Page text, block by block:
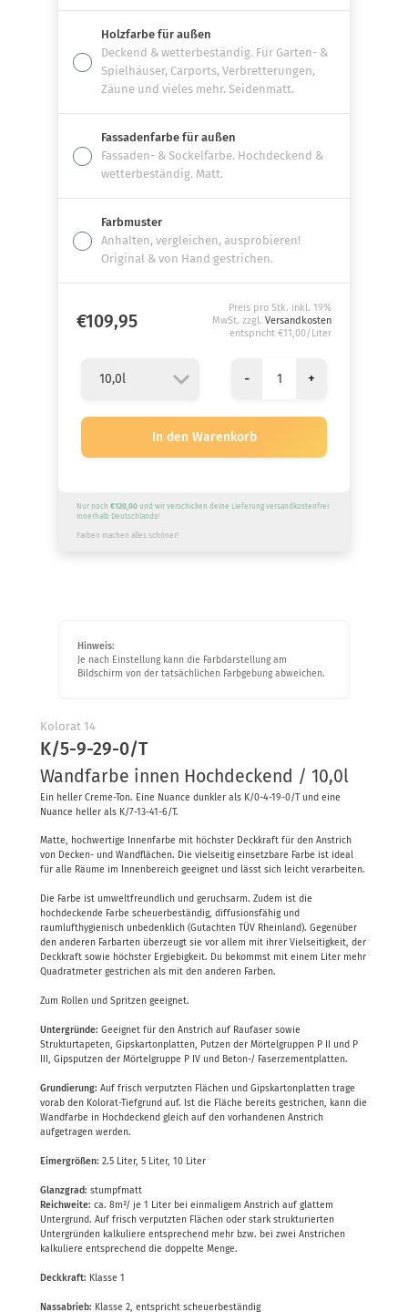
Kolorat
Farbpaletten
Kolorat 14
K/5-9-29-0/T
Wandfarbe innen Hochdeckend / 10,0l
Ein heller Creme-Ton. Eine Nuance dunkler als K/0-4-19-0/T und eine
Nuance heller als K/7-13-41-6/T.
Matte, hochwertige Innenfarbe mit höchster Deckkraft für den Anstrich
von Decken- und Wandflächen. Die vielseitig einsetzbare Farbe ist ideal
für alle Räume im Innenbereich geeignet und lässt sich leicht verarbeiten.
Die Farbe ist umweltfreundlich und geruchsarm. Zudem ist die
hochdeckende Farbe scheuerbeständig, diffusionsfähig und
raumlufthygienisch unbedenklich (Gutachten TÜV Rheinland). Gegenüber
den anderen Farbarten überzeugt sie vor allem mit ihrer Vielseitigkeit, der
Deckkraft sowie höchster Ergiebigkeit. Du bekommst mit einem Liter mehr
Quadratmeter gestrichen als mit den anderen Farben.
Zum Rollen und Spritzen geeignet.
Untergründe: Geeignet für den Anstrich auf Raufaser sowie
Strukturtapeten, Gipskartonplatten, Putzen der Mörtelgruppen P II und P
III, Gipsputzen der Mörtelgruppe P IV und Beton-/ Faserzementplatten.
Grundierung: Auf frisch verputzten Flächen und Gipskartonplatten trage
vorab den Kolorat-Tiefgrund auf. Ist die Fläche bereits gestrichen, kann die
Wandfarbe in Hochdeckend gleich auf den vorhandenen Anstrich
aufgetragen werden.
Eimergrößen: 2.5 Liter, 5 Liter, 10 Liter
Glanzgrad: stumpfmatt
Reichweite: ca. 8m²/ je 1 Liter bei einmaligem Anstrich auf glattem
Untergrund. Auf frisch verputzten Flächen oder stark strukturierten
Untergründen kalkuliere entsprechend mehr bzw. bei zwei Anstrichen
kalkuliere entsprechend die doppelte Menge.
Deckkraft: Klasse 1
Nassabrieb: Klasse 2, entspricht scheuerbeständig
Holzfarbe für außen
Deckend & wetterbeständig. Für Garten- &
Spielhäuser, Carports, Verbretterungen,
Zäune und vieles mehr. Seidenmatt.
Fassadenfarbe für außen
Fassaden- & Sockelfarbe. Hochdeckend &
wetterbeständig. Matt.
Farbmuster
Anhalten, vergleichen, ausprobieren!
Original & von Hand gestrichen.
€109,95
Preis pro Stk. inkl. 19%
MwSt. zzgl. Versandkosten
entspricht €11,00/Liter
- +
Nur noch €120,00 und wir verschicken deine Lieferung versandkostenfrei
innerhalb Deutschlands!
Farben machen alles schöner!
Hinweis:
Je nach Einstellung kann die Farbdarstellung am
Bildschirm von der tatsächlichen Farbgebung abweichen.